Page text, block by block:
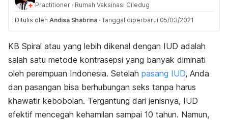
Practitioner · Rumah Vaksinasi Ciledug
Ditulis oleh Andisa Shabrina · Tanggal diperbarui 05/03/2021
KB Spiral atau yang lebih dikenal dengan IUD adalah
salah satu metode kontrasepsi yang banyak diminati
oleh perempuan Indonesia. Setelah pasang IUD, Anda
dan pasangan bisa berhubungan seks tanpa harus
khawatir kebobolan. Tergantung dari jenisnya, IUD
efektif mencegah kehamilan sampai 10 tahun. Namun,